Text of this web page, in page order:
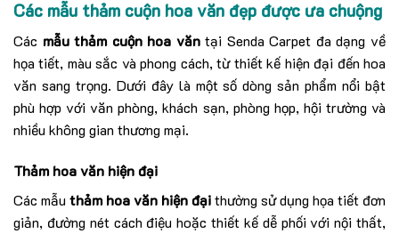
Các mẫu thảm cuộn hoa văn đẹp được ưa chuộng
Các mẫu thảm cuộn hoa văntại Senda Carpet đa dạng về
họa tiết, màu sắc và phong cách, từ thiết kế hiện đại đến hoa
văn sang trọng. Dưới đây là một số dòng sản phẩm nổi bật
phù hợp với văn phòng, khách sạn, phòng họp, hội trường và
nhiều không gian thương mại.
Thảm hoa văn hiện đại
Các mẫu thảm hoa văn hiện đạithường sử dụng họa tiết đơn
giản, đường nét cách điệu hoặc thiết kế dễ phối với nội thất,